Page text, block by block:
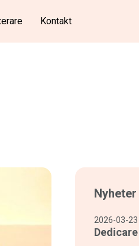
Kontakt
Nyheter
2026-03-23